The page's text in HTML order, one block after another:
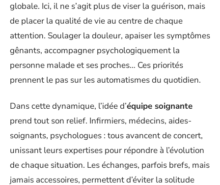
globale. Ici, il ne s’agit plus de viser la guérison, mais
de placer la qualité de vie au centre de chaque
attention. Soulager la douleur, apaiser les symptômes
gênants, accompagner psychologiquement la
personne malade et ses proches… Ces priorités
prennent le pas sur les automatismes du quotidien.
Dans cette dynamique, l’idée d’équipe soignante
prend tout son relief. Infirmiers, médecins, aides-
soignants, psychologues : tous avancent de concert,
unissant leurs expertises pour répondre à l’évolution
de chaque situation. Les échanges, parfois brefs, mais
jamais accessoires, permettent d’éviter la solitude